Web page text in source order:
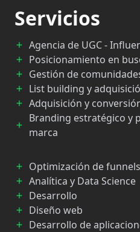
Servicios
Agencia de UGC -
Posicionamiento en
Gestión de
List building y
Adquisición y
Branding estratégico y
marca
Optimización de
Analítica y Data Science
Desarrollo
Diseño web
Desarrollo de